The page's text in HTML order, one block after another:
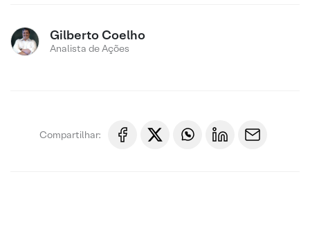
Gilberto Coelho
Analista de Ações
Compartilhar: